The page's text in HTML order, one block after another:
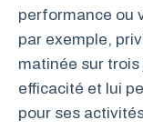
performance ou
par exemple,
matinée sur
efficacité et lui
pour ses